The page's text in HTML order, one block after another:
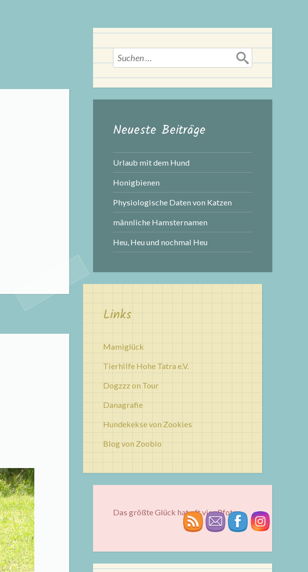
Suchen
nach:
Neueste Beiträge
Urlaub mit dem Hund
Honigbienen
Physiologische Daten von Katzen
männliche Hamsternamen
Heu, Heu und nochmal Heu
Links
Mamiglück
Tierhilfe Hohe Tatra e.V.
Dogzzz on Tour
Danagrafie
Hundekekse von Zookies
Blog von Zoobio
Das größte Glück hat oft vier Pfoten...